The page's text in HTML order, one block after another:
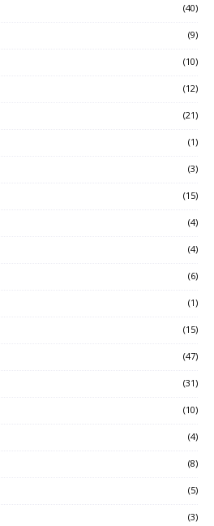
(40)
(9)
(10)
(12)
(21)
(1)
(3)
(15)
(4)
(4)
(6)
(1)
(15)
(47)
(31)
(10)
(4)
(8)
(5)
(3)